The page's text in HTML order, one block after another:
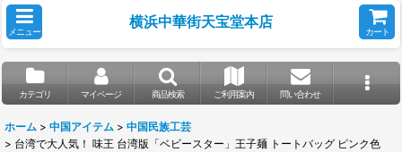
メニュー
横浜中華街天宝堂本店
カート
カテゴリ マイページ 商品検索 ご利用案内 問い合わせ
ホーム > 中国アイテム > 中国民族工芸
> 台湾で大人気！ 味王 台湾版「ベビースター」王子麺 トートバッグ ピンク色